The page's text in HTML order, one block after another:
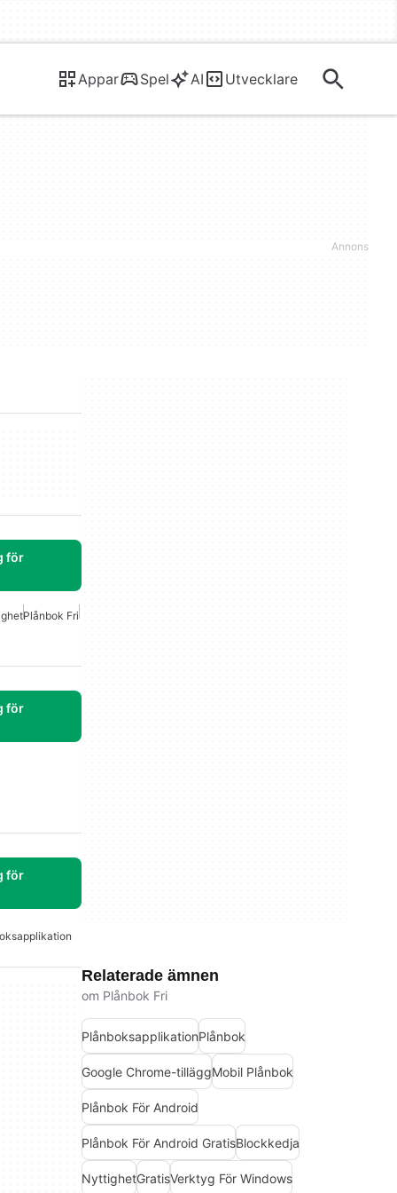
Appar Spel AI Utvecklare
för
Plånbok Fri
för
för
Relaterade ämnen
om Plånbok Fri
PlånboksapplikationPlånbok
Google Chrome-tilläggMobil Plånbok
Plånbok För Android
Plånbok För Android GratisBlockkedja
NyttighetGratisVerktyg För Windows